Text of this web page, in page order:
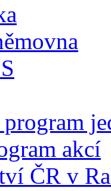
akcí
ČR v